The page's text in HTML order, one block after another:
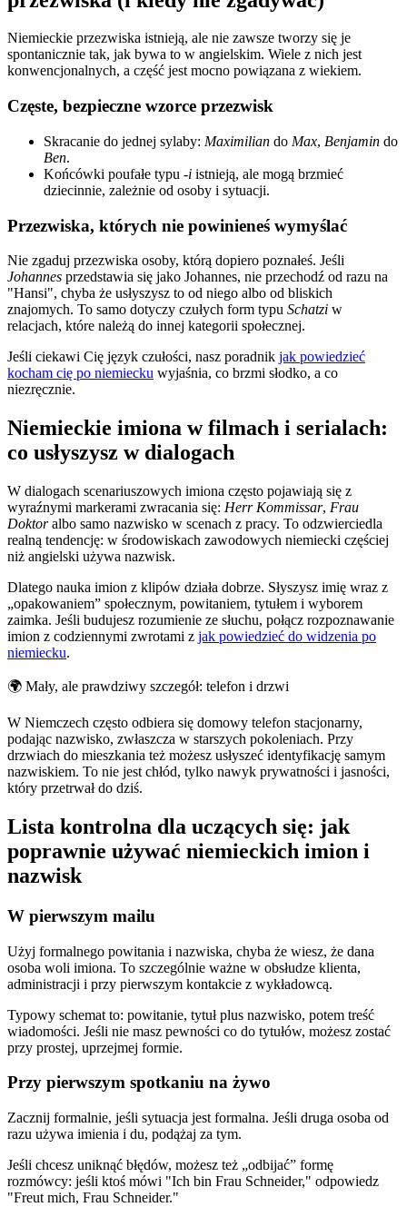
Niemieckie przezwiska istnieją, ale nie zawsze tworzy się je
spontanicznie tak, jak bywa to w angielskim. Wiele z nich jest
konwencjonalnych, a część jest mocno powiązana z wiekiem.
Częste, bezpieczne wzorce przezwisk
Skracanie do jednej sylaby: Maximilian do Max, Benjamin do
Ben.
Końcówki poufałe typu -i istnieją, ale mogą brzmieć
dziecinnie, zależnie od osoby i sytuacji.
Przezwiska, których nie powinieneś wymyślać
Nie zgaduj przezwiska osoby, którą dopiero poznałeś. Jeśli
Johannes przedstawia się jako Johannes, nie przechodź od razu na
"Hansi", chyba że usłyszysz to od niego albo od bliskich
znajomych. To samo dotyczy czułych form typu Schatzi w
relacjach, które należą do innej kategorii społecznej.
Jeśli ciekawi Cię język czułości, nasz poradnik jak powiedzieć
kocham cię po niemiecku wyjaśnia, co brzmi słodko, a co
niezręcznie.
Niemieckie imiona w filmach i serialach:
co usłyszysz w dialogach
W dialogach scenariuszowych imiona często pojawiają się z
wyraźnymi markerami zwracania się: Herr Kommissar, Frau
Doktoralbo samo nazwisko w scenach z pracy. To odzwierciedla
realną tendencję: w środowiskach zawodowych niemiecki częściej
niż angielski używa nazwisk.
Dlatego nauka imion z klipów działa dobrze. Słyszysz imię wraz z
„opakowaniem” społecznym, powitaniem, tytułem i wyborem
zaimka. Jeśli budujesz rozumienie ze słuchu, połącz rozpoznawanie
imion z codziennymi zwrotami z jak powiedzieć do widzenia po
niemiecku.
🌍 Mały, ale prawdziwy szczegół: telefon i drzwi
W Niemczech często odbiera się domowy telefon stacjonarny,
podając nazwisko, zwłaszcza w starszych pokoleniach. Przy
drzwiach do mieszkania też możesz usłyszeć identyfikację samym
nazwiskiem. To nie jest chłód, tylko nawyk prywatności i jasności,
który przetrwał do dziś.
Lista kontrolna dla uczących się: jak
poprawnie używać niemieckich imion i
nazwisk
W pierwszym mailu
Użyj formalnego powitania i nazwiska, chyba że wiesz, że dana
osoba woli imiona. To szczególnie ważne w obsłudze klienta,
administracji i przy pierwszym kontakcie z wykładowcą.
Typowy schemat to: powitanie, tytuł plus nazwisko, potem treść
wiadomości. Jeśli nie masz pewności co do tytułów, możesz zostać
przy prostej, uprzejmej formie.
Przy pierwszym spotkaniu na żywo
Zacznij formalnie, jeśli sytuacja jest formalna. Jeśli druga osoba od
razu używa imienia i du, podążaj za tym.
Jeśli chcesz uniknąć błędów, możesz też „odbijać” formę
rozmówcy: jeśli ktoś mówi "Ich bin Frau Schneider," odpowiedz
"Freut mich, Frau Schneider."